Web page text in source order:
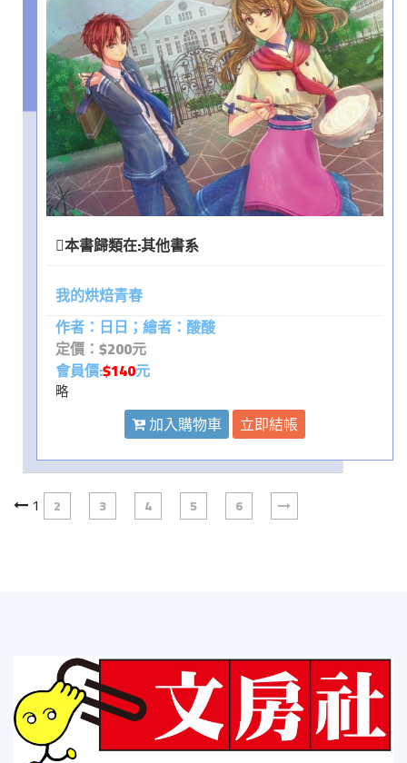
本書歸類在:其他書系
我的烘焙青春
作者：日日；繪者：酸酸
定價：$200元
會員價:$140元
略
加入購物車 立即結帳
1 2 3 4 5 6